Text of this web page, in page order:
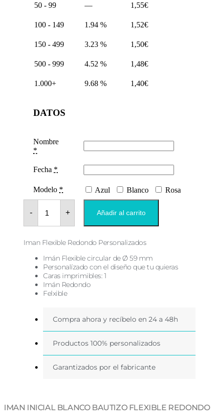
50 - 99 — 1,55€
100 - 149 1.94 % 1,52€
150 - 499 3.23 % 1,50€
500 - 999 4.52 % 1,48€
1.000+ 9.68 % 1,40€
DATOS
Nombre
*
Fecha *
Modelo * Azul Blanco Rosa
-
Iman
Inicial
Blanco
Bautizo
Redondo
+ Añadir al carrito
Iman Flexible Redondo Personalizados
Imán Flexible circular de Ø 59 mm
Personalízado con el diseño que tu quieras
Caras imprimibles: 1
Imán Redondo
Felxible
Compra ahora y recíbelo en 24 a 48h
Productos 100% personalizados
Garantizados por el fabricante
IMAN INICIAL BLANCO BAUTIZO FLEXIBLE REDONDO